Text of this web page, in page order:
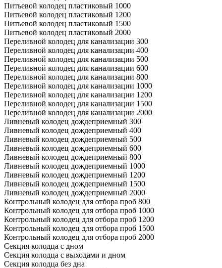
Питьевой колодец пластиковый 1000
Питьевой колодец пластиковый 1200
Питьевой колодец пластиковый 1500
Питьевой колодец пластиковый 2000
Переливной колодец для канализации 300
Переливной колодец для канализации 400
Переливной колодец для канализации 500
Переливной колодец для канализации 600
Переливной колодец для канализации 800
Переливной колодец для канализации 1000
Переливной колодец для канализации 1200
Переливной колодец для канализации 1500
Переливной колодец для канализации 2000
Ливневый колодец дождеприемный 300
Ливневый колодец дождеприемный 400
Ливневый колодец дождеприемный 500
Ливневый колодец дождеприемный 600
Ливневый колодец дождеприемный 800
Ливневый колодец дождеприемный 1000
Ливневый колодец дождеприемный 1200
Ливневый колодец дождеприемный 1500
Ливневый колодец дождеприемный 2000
Контрольный колодец для отбора проб 800
Контрольный колодец для отбора проб 1000
Контрольный колодец для отбора проб 1200
Контрольный колодец для отбора проб 1500
Контрольный колодец для отбора проб 2000
Секция колодца с дном
Секция колодца с выходами и дном
Секция колодца без дна